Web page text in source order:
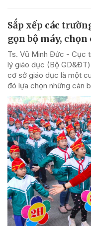
Sắp xếp các
gọn bộ máy, chọn
Ts. Vũ Minh Đức - Cục
lý giáo dục (Bộ
cơ sở giáo dục là một
đó lựa chọn những cán